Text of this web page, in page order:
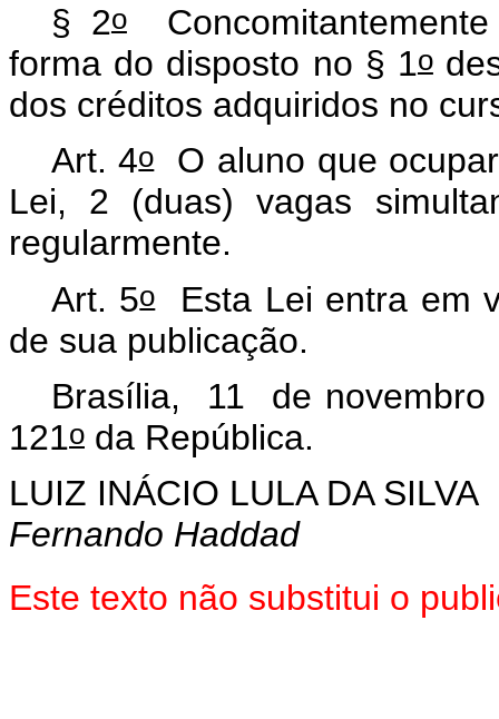
§ 2o
forma do disposto no § 1o
dos créditos adquiridos no
Art. 4oO aluno que
Lei, 2 (duas) vagas
regularmente.
Art. 5oEsta Lei entra em
de sua publicação.
Brasília, 11 de
121o da República.
LUIZ INÁCIO LULA DA SILVA
Fernando Haddad
Este texto não substitui o